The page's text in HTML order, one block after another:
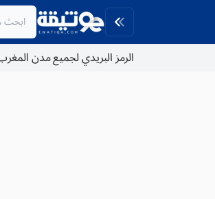
الرمز البريدي لجميع مدن